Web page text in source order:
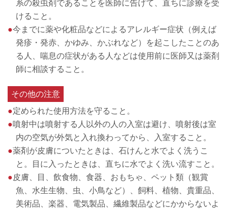
系の殺虫剤であることを医師に告げて、直ちに診療を受
けること。
●今までに薬や化粧品などによるアレルギー症状（例えば
発疹・発赤、かゆみ、かぶれなど）を起こしたことのあ
る人、喘息の症状がある人などは使用前に医師又は薬剤
師に相談すること。
その他の注意
●定められた使用方法を守ること。
●噴射中は噴射する人以外の人の入室は避け、噴射後は室
内の空気が外気と入れ換わってから、入室すること。
●薬剤が皮膚についたときは、石けんと水でよく洗うこ
と。目に入ったときは、直ちに水でよく洗い流すこと。
●皮膚、目、飲食物、食器、おもちゃ、ペット類（観賞
魚、水生生物、虫、小鳥など）、飼料、植物、貴重品、
美術品、楽器、電気製品、繊維製品などにかからないよ